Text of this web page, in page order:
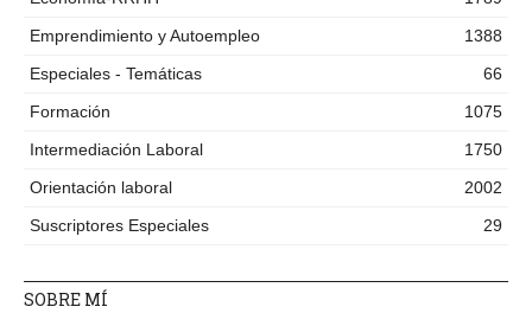
Emprendimiento y Autoempleo
1388
Especiales - Temáticas
66
Formación
1075
Intermediación Laboral
1750
Orientación laboral
2002
Suscriptores Especiales
29
SOBRE MÍ